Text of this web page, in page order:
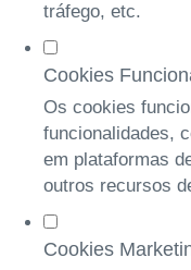
tráfego, etc.
Cookies
Os cookies
funcionalidades,
em plataformas
outros recursos
Cookies